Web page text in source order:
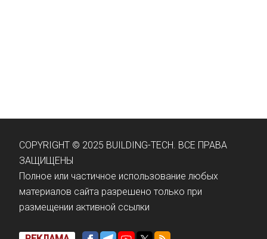
COPYRIGHT © 2025 BUILDING-TECH. ВСЕ ПРАВА
ЗАЩИЩЕНЫ
Полное или частичное использование любых
материалов сайта разрешено только при
размещении активной ссылки